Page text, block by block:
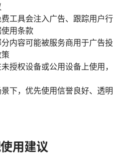
工具会注入广告、跟踪用户行
用条款
内容可能被服务商用于广告投
授权设备或公用设备上使用，
下，优先使用信誉良好、透明
用建议